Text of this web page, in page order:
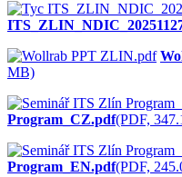
MB)
Program_CZ.pdf(PDF,
Program_EN.pdf(PDF,